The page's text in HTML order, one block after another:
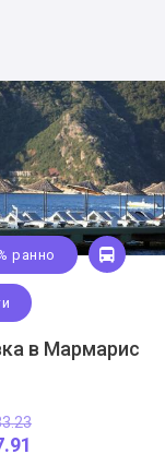
ранно
в Мармарис